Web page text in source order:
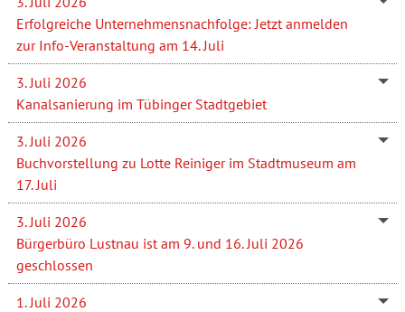
Erfolgreiche Unternehmensnachfolge: Jetzt anmelden
zur Info-Veranstaltung am 14. Juli
3. Juli 2026
Kanalsanierung im Tübinger Stadtgebiet
3. Juli 2026
Buchvorstellung zu Lotte Reiniger im Stadtmuseum am
17. Juli
3. Juli 2026
Bürgerbüro Lustnau ist am 9. und 16. Juli 2026
geschlossen
1. Juli 2026